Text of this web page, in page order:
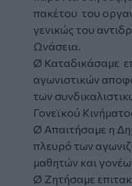
πακέτου του
γενικώς του
Ωνάσεια.
Ø Καταδικάσαμε
αγωνιστικών
των
Γονεϊκού
Ø Απαιτήσαμε η
πλευρό των
μαθητών και
Ø Ζητήσαμε